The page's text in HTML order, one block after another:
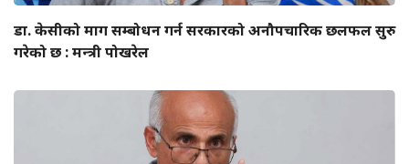
डा. केसीको माग सम्बोधन गर्न सरकारको अनौपचारिक छलफल सुरु
गरेको छ : मन्त्री पोखरेल